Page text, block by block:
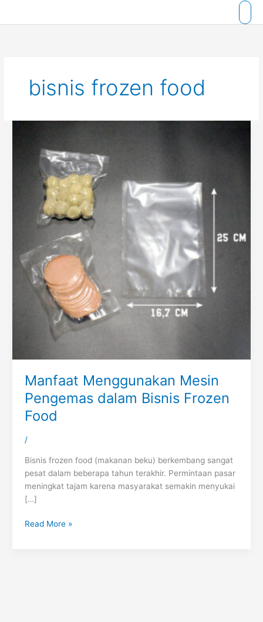
bisnis frozen food
Manfaat Menggunakan Mesin
Pengemas dalam Bisnis Frozen
Food
/
Bisnis frozen food (makanan beku) berkembang sangat
pesat dalam beberapa tahun terakhir. Permintaan pasar
meningkat tajam karena masyarakat semakin menyukai
[…]
Read More »